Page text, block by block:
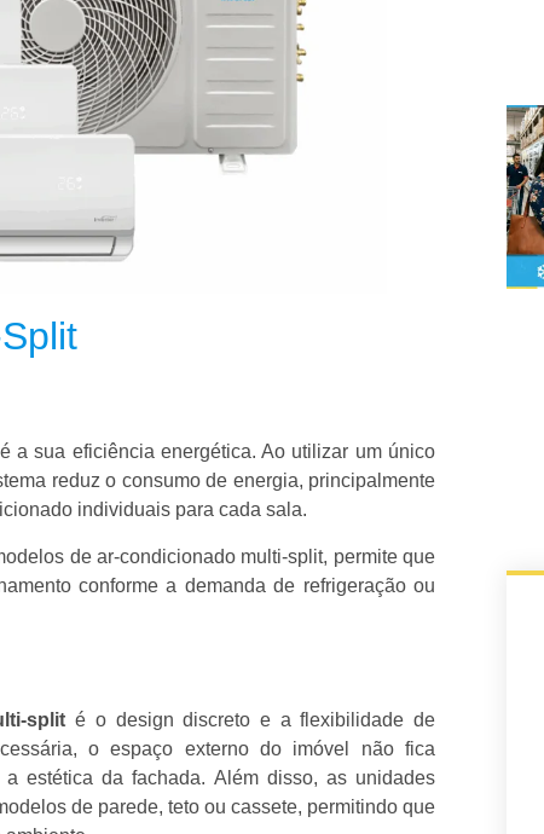
a sua eficiência energética. Ao utilizar um único
reduz o consumo de energia, principalmente
individuais para cada sala.
de ar-condicionado multi-split, permite que
conforme a demanda de refrigeração ou
split é o design discreto e a flexibilidade de
o espaço externo do imóvel não fica
estética da fachada. Além disso, as unidades
de parede, teto ou cassete, permitindo que